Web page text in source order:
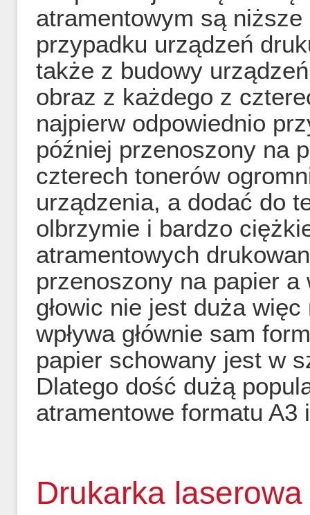
atramentowym są
przypadku urządzeń
także z budowy
obraz z każdego z
najpierw odpowiednio
później przenoszony na
czterech tonerów
urządzenia, a dodać do
olbrzymie i bardzo
atramentowych
przenoszony na papier
głowic nie jest duża
wpływa głównie sam
papier schowany jest w
Dlatego dość dużą
atramentowe formatu A3
Drukarka